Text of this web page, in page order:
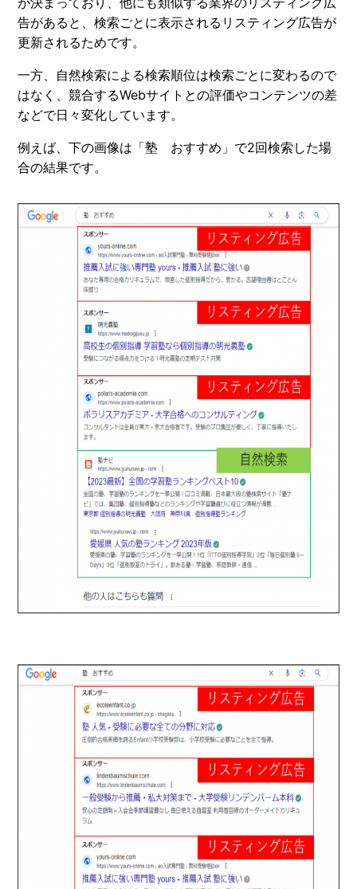
告があると、検索ごとに表示されるリスティング広告が
更新されるためです。
一方、自然検索による検索順位は検索ごとに変わるので
はなく、競合するWebサイトとの評価やコンテンツの差
などで日々変化しています。
例えば、下の画像は「塾 おすすめ」で2回検索した場
合の結果です。